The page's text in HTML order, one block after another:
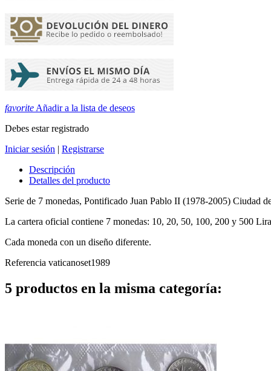
favorite Añadir a la lista de deseos
Debes estar registrado
Iniciar sesión | Registrarse
Descripción
Detalles del producto
Serie de 7 monedas, Pontificado Juan Pablo II (1978-2005) Ciudad
La cartera oficial contiene 7 monedas: 10, 20, 50, 100, 200 y 500
Cada moneda con un diseño diferente.
Referencia vaticanoset1989
5 productos en la misma categoría: